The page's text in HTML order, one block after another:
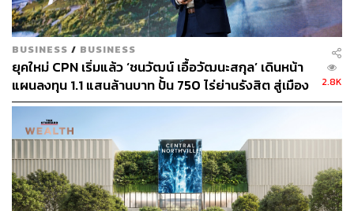
ซึ่งปัจจุบันเซ็นทรัลพัฒนามีโครงการศูนย์การค้า 42
โครงการ, คอมมูนิตี้มอลล์ 15 โครงการ, ที่อยู่อาศัย 43
โครงการ, โรงแรม 10 โครงการ และออฟฟิศ 10 โครงการ
สามารถติดตาม THE STANDARD WEALTH
ผ่านแอปพลิเคชันต่างๆ ที่คุณสะดวกหรือใช้งานอยู่แล้วได้เลย
BUSINESS / BUSINESS
ยุคใหม่ CPN เริ่มแล้ว ‘ชนวัฒน์ เอื้อวัฒนะสกุล’ เดินหน้า
แผนลงทุน 1.1 แสนล้านบาท ปั้น 750 ไร่ย่านรังสิต สู่เมือง
แห่งอนาคต
2.8K